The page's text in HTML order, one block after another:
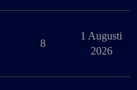
8
1 Augusti
2026